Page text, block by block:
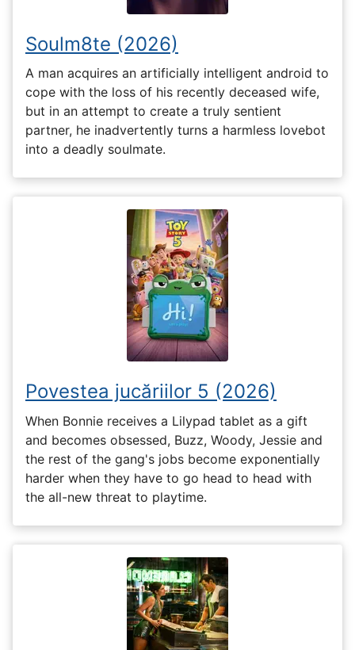
Soulm8te (2026)
A man acquires an artificially intelligent android to
cope with the loss of his recently deceased wife,
but in an attempt to create a truly sentient
partner, he inadvertently turns a harmless lovebot
into a deadly soulmate.
Povestea jucăriilor 5 (2026)
When Bonnie receives a Lilypad tablet as a gift
and becomes obsessed, Buzz, Woody, Jessie and
the rest of the gang's jobs become exponentially
harder when they have to go head to head with
the all-new threat to playtime.